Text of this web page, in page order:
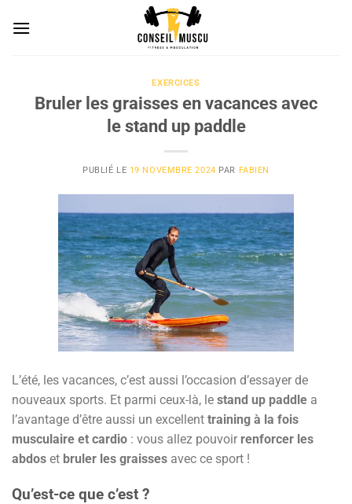
EXERCICES
Bruler les graisses en vacances avec
le stand up paddle
PUBLIÉ LE 19 NOVEMBRE 2024 PAR FABIEN
L’été, les vacances, c’est aussi l’occasion d’essayer de
nouveaux sports. Et parmi ceux-là, le stand up paddle a
l’avantage d’être aussi un excellent training à la fois
musculaire et cardio : vous allez pouvoir renforcer les
abdos et bruler les graisses avec ce sport !
Qu’est-ce que c’est ?